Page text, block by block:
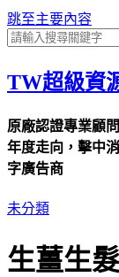
跳至主要內容
TW超級資
原廠認證專業顧
年度走向，擊中
字廣告商
未分類
生薑生